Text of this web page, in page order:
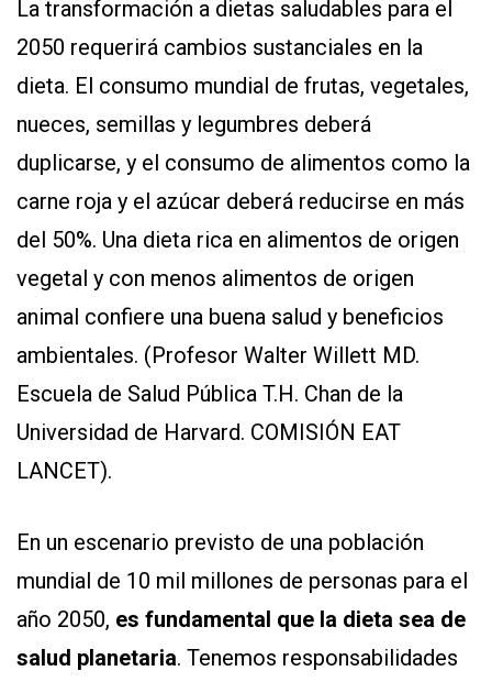
La transformación a dietas saludables para el
2050 requerirá cambios sustanciales en la
dieta. El consumo mundial de frutas, vegetales,
nueces, semillas y legumbres deberá
duplicarse, y el consumo de alimentos como la
carne roja y el azúcar deberá reducirse en más
del 50%. Una dieta rica en alimentos de origen
vegetal y con menos alimentos de origen
animal confiere una buena salud y beneficios
ambientales. (Profesor Walter Willett MD.
Escuela de Salud Pública T.H. Chan de la
Universidad de Harvard. COMISIÓN EAT
LANCET).
En un escenario previsto de una población
mundial de 10 mil millones de personas para el
año 2050, es fundamental que la dieta sea de
salud planetaria. Tenemos responsabilidades